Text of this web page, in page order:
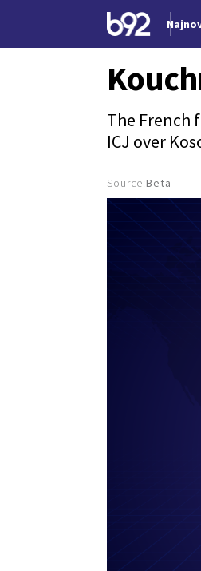
The French
ICJ over
Source:Beta